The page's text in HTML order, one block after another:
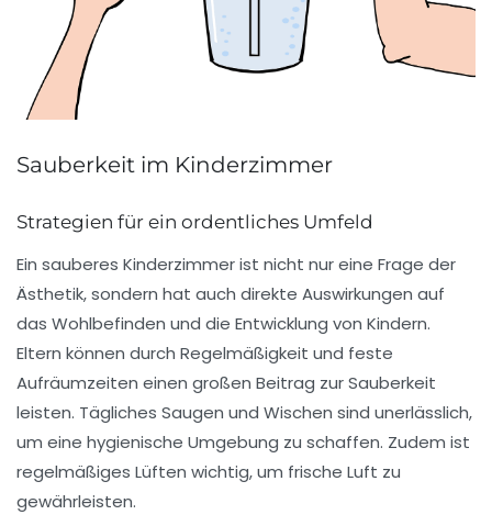
Sauberkeit im Kinderzimmer
Strategien für ein ordentliches Umfeld
Ein sauberes Kinderzimmer ist nicht nur eine Frage der
Ästhetik, sondern hat auch direkte Auswirkungen auf
das Wohlbefinden und die Entwicklung von Kindern.
Eltern können durch Regelmäßigkeit und feste
Aufräumzeiten einen großen Beitrag zur Sauberkeit
leisten. Tägliches Saugen und Wischen sind unerlässlich,
um eine hygienische Umgebung zu schaffen. Zudem ist
regelmäßiges Lüften wichtig, um frische Luft zu
gewährleisten.